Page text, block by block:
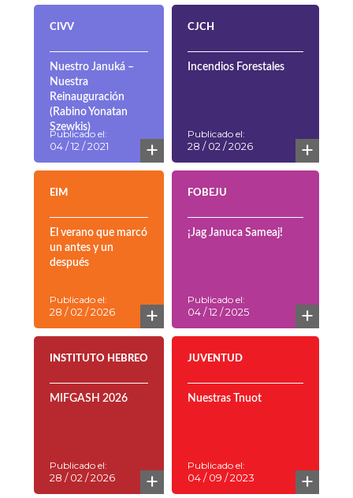
CIVV
Nuestro Januká –
Nuestra
Reinauguración
(Rabino Yonatan
Szewkis)
Publicado el:
04 / 12 / 2021 +
CJCH
Incendios Forestales
Publicado el:
28 / 02 / 2026 +
EIM
El verano que marcó
un antes y un
después
Publicado el:
28 / 02 / 2026 +
FOBEJU
¡Jag Januca Sameaj!
Publicado el:
04 / 12 / 2025 +
INSTITUTO HEBREO
MIFGASH 2026
Publicado el:
28 / 02 / 2026 +
JUVENTUD
Nuestras Tnuot
Publicado el:
04 / 09 / 2023 +